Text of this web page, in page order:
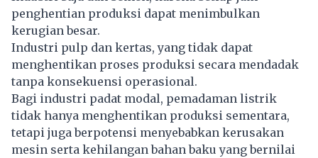
penghentian produksi dapat menimbulkan
kerugian besar.
Industri pulp dan kertas, yang tidak dapat
menghentikan proses produksi secara mendadak
tanpa konsekuensi operasional.
Bagi industri padat modal, pemadaman listrik
tidak hanya menghentikan produksi sementara,
tetapi juga berpotensi menyebabkan kerusakan
mesin serta kehilangan bahan baku yang bernilai